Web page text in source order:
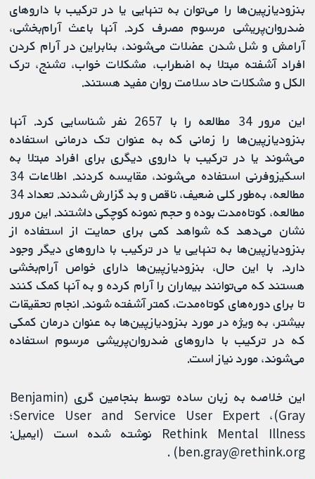
بنزودیازپین‌ها را می‌توان به تنهایی یا در ترکیب با داروهای
ضدروان‌پریشی مرسوم مصرف کرد. آنها باعث آرام‌بخشی،
آرامش و شل شدن عضلات می‌شوند، بنابراین در آرام کردن
افراد آشفته مبتلا به اضطراب، مشکلات خواب، تشنج، ترک
الکل و مشکلات حاد سلامت روان مفید هستند.
این مرور 34 مطالعه را با 2657 نفر شناسایی کرد. آنها
بنزودیازپین‌ها را زمانی که به عنوان تک درمانی استفاده
می‌شوند یا در ترکیب با داروی دیگری برای افراد مبتلا به
اسکیزوفرنی استفاده می‌شوند، مقایسه کردند. اطلاعات 34
مطالعه، به‌طور کلی ضعیف، ناقص و بد گزارش شدند. تعداد 34
مطالعه، کوتاه‌مدت بوده و حجم نمونه کوچکی داشتند. این مرور
نشان می‌دهد که شواهد کمی برای حمایت از استفاده از
بنزودیازپین‌ها به تنهایی یا در ترکیب با داروهای دیگر وجود
دارد. با این حال، بنزودیازپین‌ها دارای خواص آرام‌بخشی
هستند که می‌توانند بیماران را آرام کرده و به آنها کمک کنند
تا برای دوره‌های کوتاه‌مدت، کمتر آشفته شوند. انجام تحقیقات
بیشتر، به ویژه در مورد بنزودیازپین‌ها به عنوان درمان کمکی
که در ترکیب با داروهای ضدروان‌پریشی مرسوم استفاده
می‌شوند، مورد نیاز است.
این خلاصه به زبان ساده توسط بنجامین گری (Benjamin
Gray)، Service User and Service User Expert؛
Rethink Mental Illness نوشته شده است (ایمیل:
ben.gray@rethink.org) .